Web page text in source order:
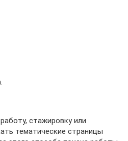
стажировку или
тематические страницы